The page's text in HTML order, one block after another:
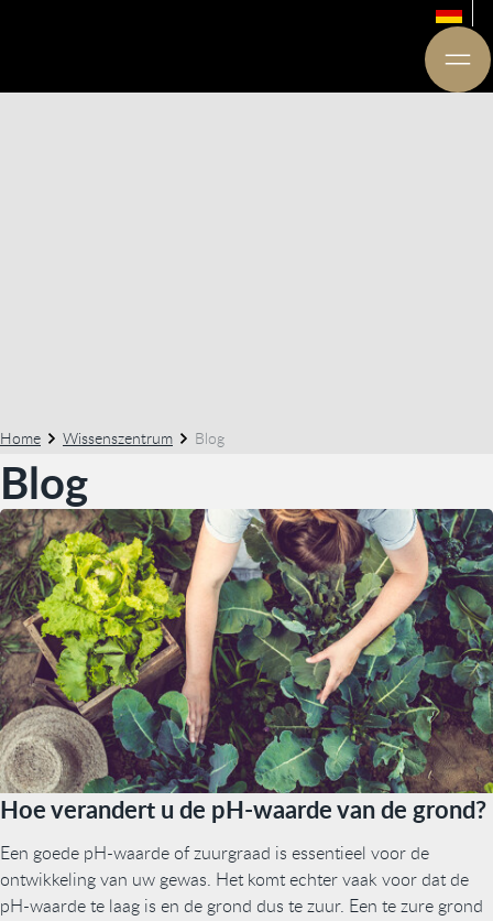
Home Wissenszentrum Blog
Blog
Hoe verandert u de pH-waarde van de grond?
Een goede pH-waarde of zuurgraad is essentieel voor de
ontwikkeling van uw gewas. Het komt echter vaak voor dat de
pH-waarde te laag is en de grond dus te zuur. Een te zure grond